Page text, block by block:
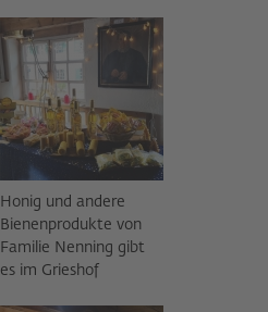
Honig und andere
Bienenprodukte von
Familie Nenning gibt
es im Grieshof